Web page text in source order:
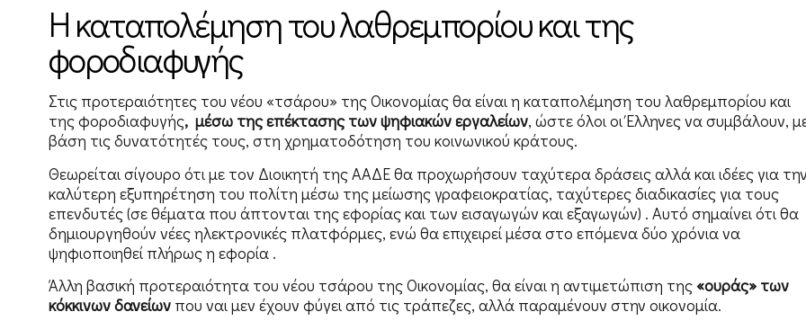
Η καταπολέμηση του λαθρεμπορίου και της
φοροδιαφυγής
Στις προτεραιότητες του νέου «τσάρου» της Οικονομίας θα είναι η καταπολέμηση του λαθρεμπορίου και
της φοροδιαφυγής, μέσω της επέκτασης των ψηφιακών εργαλείων, ώστε όλοι οι Έλληνες να συμβάλουν,
βάση τις δυνατότητές τους, στη χρηματοδότηση του κοινωνικού κράτους.
Θεωρείται σίγουρο ότι με τον Διοικητή της ΑΑΔΕ θα προχωρήσουν ταχύτερα δράσεις αλλά και ιδέες για την
καλύτερη εξυπηρέτηση του πολίτη μέσω της μείωσης γραφειοκρατίας, ταχύτερες διαδικασίες για τους
επενδυτές (σε θέματα που άπτονται της εφορίας και των εισαγωγών και εξαγωγών) . Αυτό σημαίνει ότι θα
δημιουργηθούν νέες ηλεκτρονικές πλατφόρμες, ενώ θα επιχειρεί μέσα στο επόμενα δύο χρόνια να
ψηφιοποιηθεί πλήρως η εφορία .
Άλλη βασική προτεραιότητα του νέου τσάρου της Οικονομίας, θα είναι η αντιμετώπιση της«ουράς» των
κόκκινων δανείωνπου ναι μεν έχουν φύγει από τις τράπεζες, αλλά παραμένουν στην οικονομία.